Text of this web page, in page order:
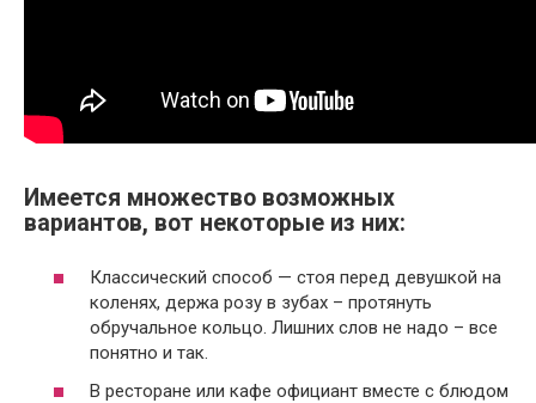
Имеется множество возможных
вариантов, вот некоторые из них:
Классический способ — стоя перед девушкой на
коленях, держа розу в зубах – протянуть
обручальное кольцо. Лишних слов не надо – все
понятно и так.
В ресторане или кафе официант вместе с блюдом